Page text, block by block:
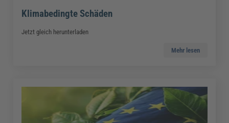
Klimabedingte Schäden
Jetzt gleich herunterladen
Mehr lesen